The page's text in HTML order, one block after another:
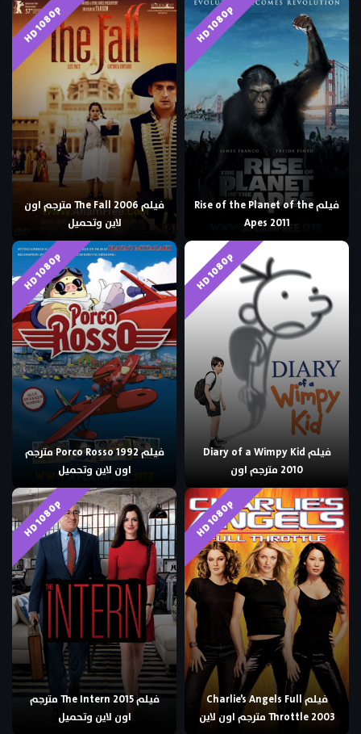
HD 1080p
فيلم Rise of the Planet of the
Apes 2011
HD 1080p
فيلم The Fall 2006 مترجم اون
لاين وتحميل
HD 1080p
فيلم Diary of a Wimpy Kid
2010 مترجم اون
HD 1080p
فيلم Porco Rosso 1992 مترجم
اون لاين وتحميل
HD 1080p
فيلم Charlie’s Angels Full
Throttle 2003 مترجم اون لاين
HD 1080p
فيلم The Intern 2015 مترجم
اون لاين وتحميل